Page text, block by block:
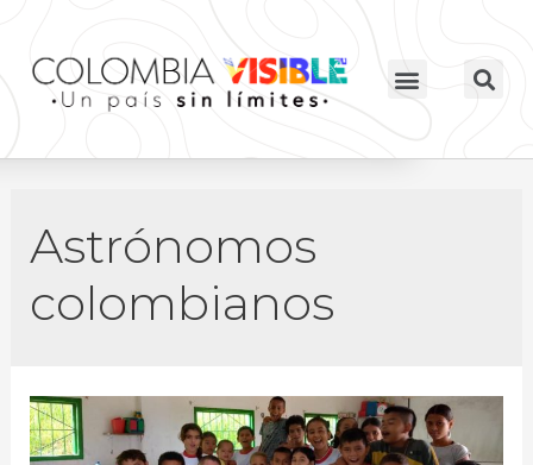
Astrónomos
colombianos